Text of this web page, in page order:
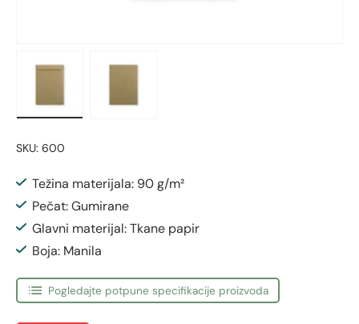
SKU: 600
Težina materijala: 90 g/m²
Pečat: Gumirane
Glavni materijal: Tkane papir
Boja: Manila
Pogledajte potpune specifikacije proizvoda